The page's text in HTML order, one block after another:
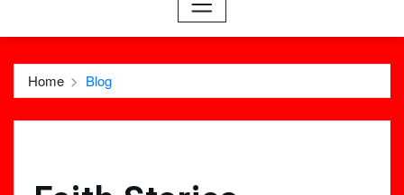
Home Blog